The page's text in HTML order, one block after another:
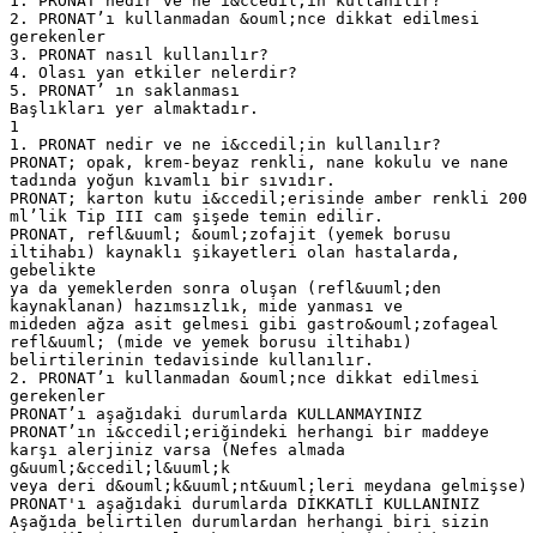
2. PRONAT’ı kullanmadan &ouml;nce dikkat edilmesi
gerekenler
3. PRONAT nasıl kullanılır?
4. Olası yan etkiler nelerdir?
5. PRONAT’ ın saklanması
Başlıkları yer almaktadır.
1
1. PRONAT nedir ve ne i&ccedil;in kullanılır?
PRONAT; opak, krem-beyaz renkli, nane kokulu ve nane
tadında yoğun kıvamlı bir sıvıdır.
PRONAT; karton kutu i&ccedil;erisinde amber renkli 200
ml’lik Tip III cam şişede temin edilir.
PRONAT, refl&uuml; &ouml;zofajit (yemek borusu
iltihabı) kaynaklı şikayetleri olan hastalarda,
gebelikte
ya da yemeklerden sonra oluşan (refl&uuml;den
kaynaklanan) hazımsızlık, mide yanması ve
mideden ağza asit gelmesi gibi gastro&ouml;zofageal
refl&uuml; (mide ve yemek borusu iltihabı)
belirtilerinin tedavisinde kullanılır.
2. PRONAT’ı kullanmadan &ouml;nce dikkat edilmesi
gerekenler
PRONAT’ı aşağıdaki durumlarda KULLANMAYINIZ
PRONAT’ın i&ccedil;eriğindeki herhangi bir maddeye
karşı alerjiniz varsa (Nefes almada
g&uuml;&ccedil;l&uuml;k
veya deri d&ouml;k&uuml;nt&uuml;leri meydana gelmişse)
PRONAT'ı aşağıdaki durumlarda DİKKATLİ KULLANINIZ
Aşağıda belirtilen durumlardan herhangi biri sizin